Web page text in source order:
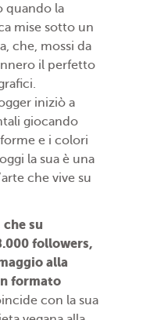
quando la
mise sotto un
che, mossi da
il perfetto
iniziò a
giocando
e i colori
la sua è una
che vive su
su
followers,
alla
formato
con la sua